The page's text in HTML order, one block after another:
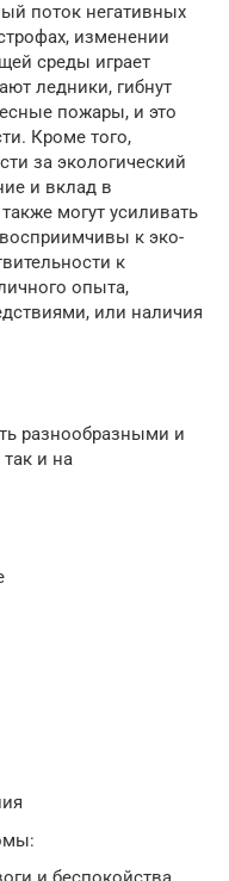
поток негативных
изменении
среды играет
ледники, гибнут
пожары, и это
Кроме того,
за экологический
и вклад в
могут усиливать
к эко-
к
опыта,
или наличия
разнообразными и
и на